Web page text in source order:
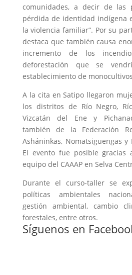
comunidades, a decir de las
pérdida de identidad indígena
la violencia familiar”. Por su
destaca que también causa
incremento de los
deforestación que se
establecimiento de
A la cita en Satipo llegaron
los distritos de Río Negro,
Vizcatán del Ene y
también de la Federación
Asháninkas, Nomatsiguengas y
El evento fue posible gracias
equipo del CAAAP en Selva
Durante el curso-taller se
políticas ambientales
gestión ambiental, cambio
forestales, entre otros.
Síguenos en